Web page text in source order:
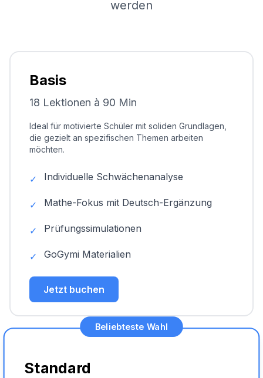
werden
Basis
18 Lektionen à 90 Min
Ideal für motivierte Schüler mit soliden Grundlagen,
die gezielt an spezifischen Themen arbeiten
möchten.
✓ Individuelle Schwächenanalyse
✓ Mathe-Fokus mit Deutsch-Ergänzung
✓ Prüfungssimulationen
✓ GoGymi Materialien
Jetzt buchen
Beliebteste Wahl
Standard